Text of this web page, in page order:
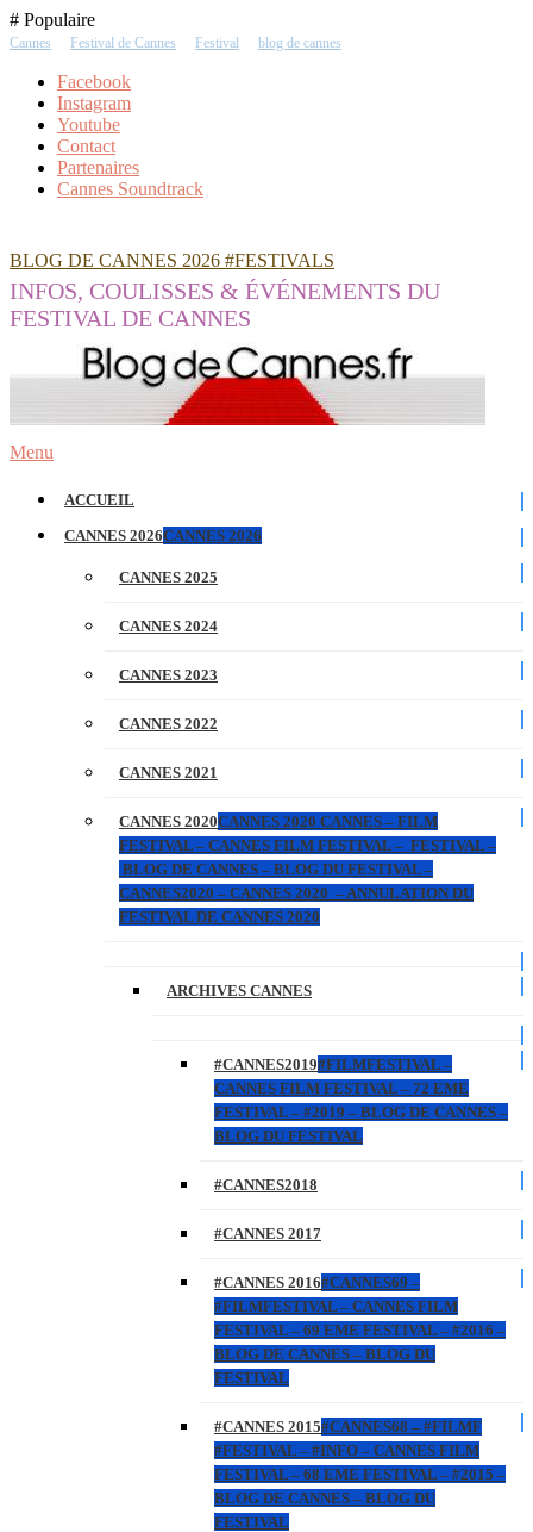
Skip
To
# Populaire
Cannes Festival de Cannes Festival blog de cannes
Facebook
Instagram
Youtube
Contact
Partenaires
Cannes Soundtrack
BLOG DE CANNES 2026 #FESTIVALS
INFOS, COULISSES & ÉVÉNEMENTS DU
FESTIVAL DE CANNES
Menu
ACCUEIL
CANNES 2026CANNES 2026
CANNES 2025
CANNES 2024
CANNES 2023
CANNES 2022
CANNES 2021
CANNES 2020CANNES 2020 CANNES – FILM
FESTIVAL – CANNES FILM FESTIVAL – FESTIVAL –
BLOG DE CANNES – BLOG DU FESTIVAL –
CANNES2020 – CANNES 2020 – ANNULATION DU
FESTIVAL DE CANNES 2020
ARCHIVES CANNES
#CANNES2019#FILMFESTIVAL –
CANNES FILM FESTIVAL – 72 EME
FESTIVAL – #2019 – BLOG DE CANNES –
BLOG DU FESTIVAL
#CANNES2018
#CANNES 2017
#CANNES 2016#CANNES69 –
#FILMFESTIVAL – CANNES FILM
FESTIVAL – 69 EME FESTIVAL – #2016 –
BLOG DE CANNES – BLOG DU
FESTIVAL
#CANNES 2015#CANNES68 – #FILMF
#FESTIVAL – #INFO – CANNES FILM
FESTIVAL – 68 EME FESTIVAL – #2015 –
BLOG DE CANNES – BLOG DU
FESTIVAL